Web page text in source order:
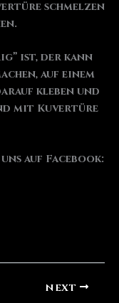
schmelzen
ist, der kann
auf einem
kleben und
mit Kuvertüre
auf Facebook:
NEXT